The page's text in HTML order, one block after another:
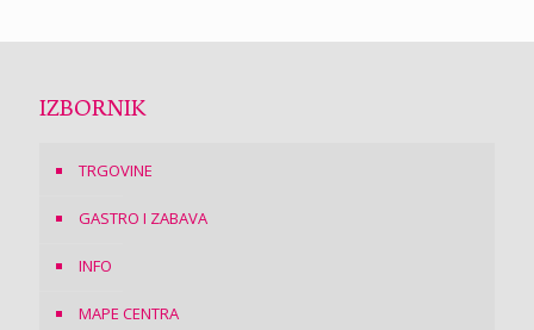
IZBORNIK
TRGOVINE
GASTRO I ZABAVA
INFO
MAPE CENTRA